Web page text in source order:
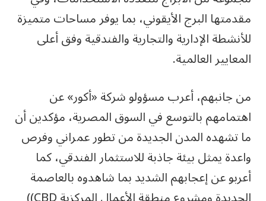
مقدمتها البرج الأيقوني، بما يوفر مساحات متميزة
للأنشطة الإدارية والتجارية والفندقية وفق أعلى
المعايير العالمية.
من جانبهم، أعرب مسؤولو شركة «أكور» عن
اهتمامهم بالتوسع في السوق المصرية، مؤكدين أن
ما تشهده المدن الجديدة من تطور عمراني وفرص
واعدة يمثل بيئة جاذبة للاستثمار الفندقي، كما
أعربو عن إعجابهم الشديد بما شاهدوه بالعاصمة